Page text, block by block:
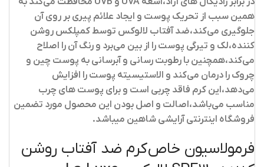
همین سبب از تحریک پوست و ایجاد علائم پیری بر روی آن
جلوگیری می‌کند،ضد آفتاب لالوکس توسط کمپلکس روشن
کننده،لک و تیرگی پوست را از بین می‌برد و رنگ آن را اصلاح
می‌کند،همچنین با رطوبت رسانی و آبرسانی به پوست چین و
چروک را درمان می‌کند و الاستیسیته پوست را افزایش
می‌دهد،این کرم فاقد چربی است و برای پوست های چرب
مناسب می‌باشد،اصالت و اصل بودن این محصول مورد تضمین
فروشگاه اینترنتی آرایشی شاهین میباشد.
فرمولاسیون خاص کرم ضد آفتاب روشن